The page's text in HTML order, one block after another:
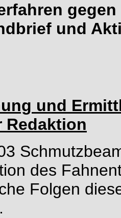
und
und
Redaktion
des
Folgen